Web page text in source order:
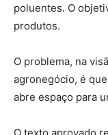
poluentes. O
produtos.
O problema, na
agronegócio, é
abre espaço para